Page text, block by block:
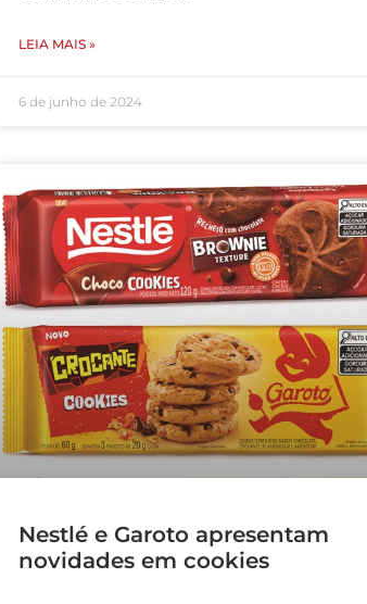
LEIA MAIS »
6 de junho de 2024
Nestlé e Garoto apresentam
novidades em cookies